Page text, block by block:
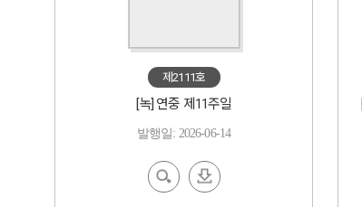
제2111호
[녹] 연중 제11주일
발행일: 2026-06-14
EBoo
k 보기
다운
로드